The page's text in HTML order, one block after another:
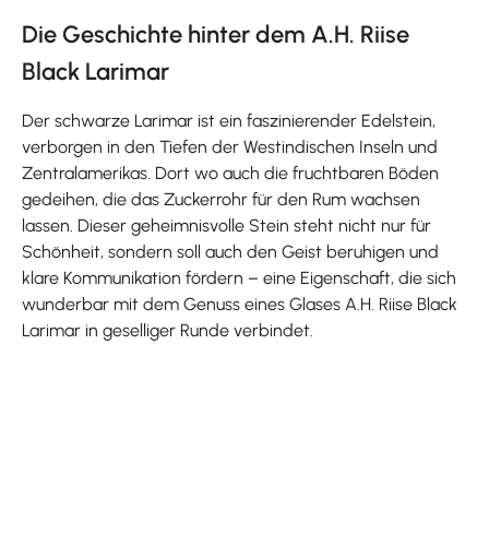
Die Geschichte hinter dem A.H. Riise
Black Larimar
Der schwarze Larimar ist ein faszinierender Edelstein,
verborgen in den Tiefen der Westindischen Inseln und
Zentralamerikas. Dort wo auch die fruchtbaren Böden
gedeihen, die das Zuckerrohr für den Rum wachsen
lassen. Dieser geheimnisvolle Stein steht nicht nur für
Schönheit, sondern soll auch den Geist beruhigen und
klare Kommunikation fördern – eine Eigenschaft, die sich
wunderbar mit dem Genuss eines Glases A.H. Riise Black
Larimar in geselliger Runde verbindet.